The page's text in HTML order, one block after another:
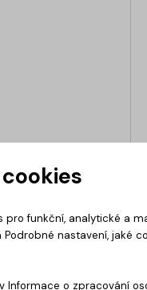
funkční, analytické a
nastavení, jaké
Informace o zpracování